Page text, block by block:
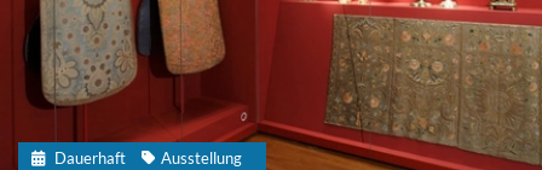
Dauerhaft
Ausstellung